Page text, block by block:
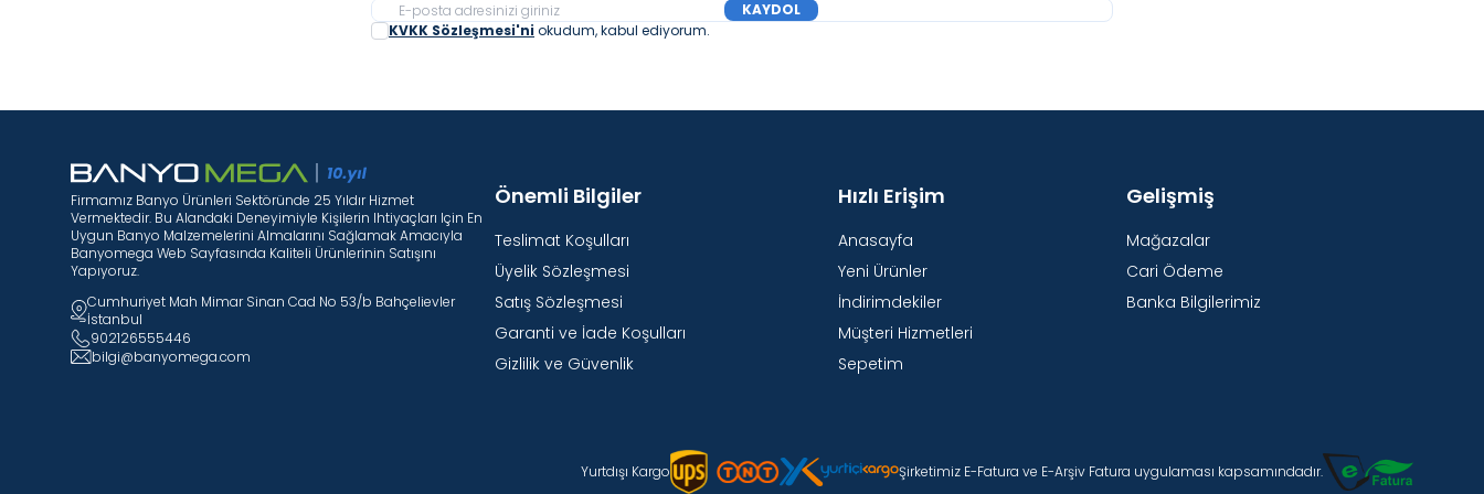
KAYDOL
KVKK Sözleşmesi'ni okudum, kabul ediyorum.
Firmamız Banyo Ürünleri Sektöründe 25 Yıldır Hizmet
Vermektedir. Bu Alandaki Deneyimiyle Kişilerin Ihtiyaçları Için En
Uygun Banyo Malzemelerini Almalarını Sağlamak Amacıyla
Banyomega Web Sayfasında Kaliteli Ürünlerinin Satışını
Yapıyoruz.
Cumhuriyet Mah Mimar Sinan Cad No 53/b Bahçelievler
İstanbul
902126555446
bilgi@banyomega.com
Önemli Bilgiler
Teslimat Koşulları
Üyelik Sözleşmesi
Satış Sözleşmesi
Garanti ve İade Koşulları
Gizlilik ve Güvenlik
Hızlı Erişim
Anasayfa
Yeni Ürünler
İndirimdekiler
Müşteri Hizmetleri
Sepetim
Gelişmiş
Mağazalar
Cari Ödeme
Banka Bilgilerimiz
Yurtdışı Kargo Şirketimiz E-Fatura ve E-Arşiv Fatura uygulaması kapsamındadır.